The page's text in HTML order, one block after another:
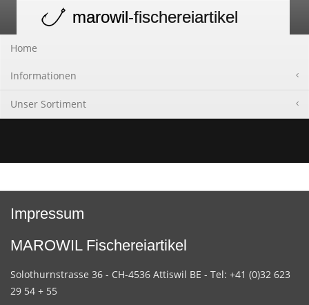
navigation
marowil-fischereiartikel
Home
Informationen
Unser Sortiment
Impressum
MAROWIL Fischereiartikel
Solothurnstrasse 36 - CH-4536 Attiswil BE - Tel: +41 (0)32 623
29 54 + 55